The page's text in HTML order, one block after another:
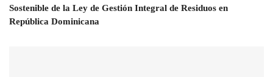
Sostenible de la Ley de Gestión Integral de Residuos en
República Dominicana